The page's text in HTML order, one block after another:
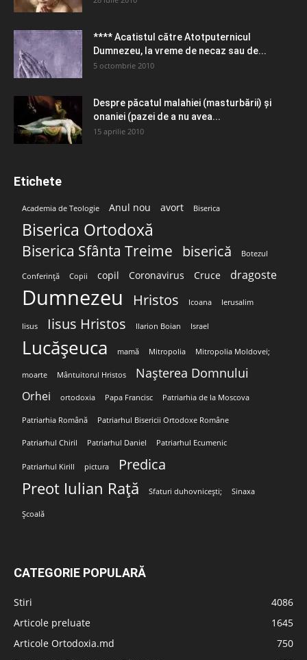
**** Acatistul către Atotputernicul
Dumnezeu, la vreme de necaz sau de...
5 octombrie 2010
Despre păcatul malahiei (masturbării) şi
onaniei (pazei de a nu avea...
15 aprilie 2010
Etichete
Academia de Teologie Anul nou avort Biserica
Biserica Ortodoxă
Biserica Sfânta Treime biserică Botezul
Conferință Copii copil Coronavirus Cruce dragoste
Dumnezeu Hristos Icoana Ierusalim
Iisus Iisus Hristos Ilarion Boian Israel
Lucășeuca mamă Mitropolia Mitropolia Moldovei;
moarte Mântuitorul Hristos Nașterea Domnului
Orhei ortodoxia Papa Francisc Patriarhia de la Moscova
Patriarhia Română Patriarhul Bisericii Ortodoxe Române
Patriarhul Chiril Patriarhul Daniel Patriarhul Ecumenic
Patriarhul Kirill pictura Predica
Preot Iulian Rață Sfaturi duhovnicești; Sinaxa
Școală
CATEGORIE POPULARĂ
Stiri
4086
Articole preluate
1645
Articole Ortodoxia.md
750